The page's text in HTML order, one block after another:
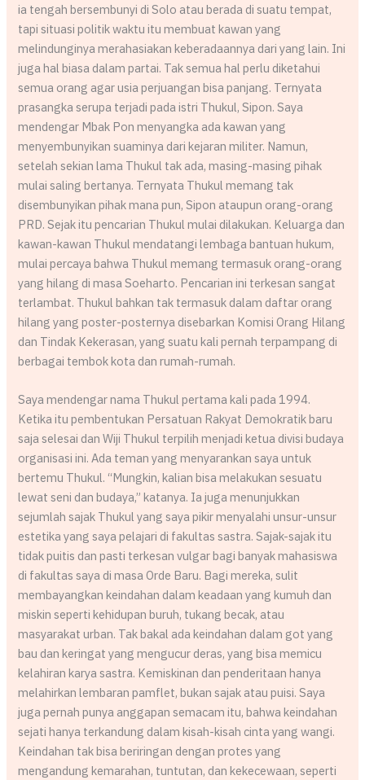
ia tengah bersembunyi di Solo atau berada di suatu tempat,
tapi situasi politik waktu itu membuat kawan yang
melindunginya merahasiakan keberadaannya dari yang lain. Ini
juga hal biasa dalam partai. Tak semua hal perlu diketahui
semua orang agar usia perjuangan bisa panjang. Ternyata
prasangka serupa terjadi pada istri Thukul, Sipon. Saya
mendengar Mbak Pon menyangka ada kawan yang
menyembunyikan suaminya dari kejaran militer. Namun,
setelah sekian lama Thukul tak ada, masing-masing pihak
mulai saling bertanya. Ternyata Thukul memang tak
disembunyikan pihak mana pun, Sipon ataupun orang-orang
PRD. Sejak itu pencarian Thukul mulai dilakukan. Keluarga dan
kawan-kawan Thukul mendatangi lembaga bantuan hukum,
mulai percaya bahwa Thukul memang termasuk orang-orang
yang hilang di masa Soeharto. Pencarian ini terkesan sangat
terlambat. Thukul bahkan tak termasuk dalam daftar orang
hilang yang poster-posternya disebarkan Komisi Orang Hilang
dan Tindak Kekerasan, yang suatu kali pernah terpampang di
berbagai tembok kota dan rumah-rumah.
Saya mendengar nama Thukul pertama kali pada 1994.
Ketika itu pembentukan Persatuan Rakyat Demokratik baru
saja selesai dan Wiji Thukul terpilih menjadi ketua divisi budaya
organisasi ini. Ada teman yang menyarankan saya untuk
bertemu Thukul. “Mungkin, kalian bisa melakukan sesuatu
lewat seni dan budaya,” katanya. Ia juga menunjukkan
sejumlah sajak Thukul yang saya pikir menyalahi unsur-unsur
estetika yang saya pelajari di fakultas sastra. Sajak-sajak itu
tidak puitis dan pasti terkesan vulgar bagi banyak mahasiswa
di fakultas saya di masa Orde Baru. Bagi mereka, sulit
membayangkan keindahan dalam keadaan yang kumuh dan
miskin seperti kehidupan buruh, tukang becak, atau
masyarakat urban. Tak bakal ada keindahan dalam got yang
bau dan keringat yang mengucur deras, yang bisa memicu
kelahiran karya sastra. Kemiskinan dan penderitaan hanya
melahirkan lembaran pamflet, bukan sajak atau puisi. Saya
juga pernah punya anggapan semacam itu, bahwa keindahan
sejati hanya terkandung dalam kisah-kisah cinta yang wangi.
Keindahan tak bisa beriringan dengan protes yang
mengandung kemarahan, tuntutan, dan kekecewaan, seperti